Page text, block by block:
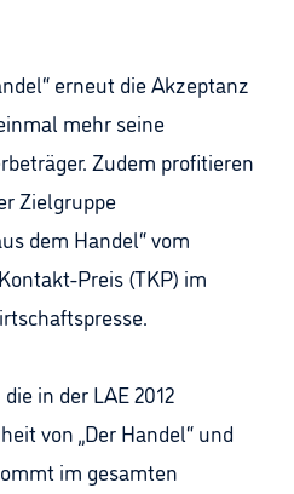
erneut die Akzeptanz
mehr seine
Zudem profitieren
Zielgruppe
dem Handel“ vom
Preis (TKP) im
in der LAE 2012
von „Der Handel“ und
im gesamten